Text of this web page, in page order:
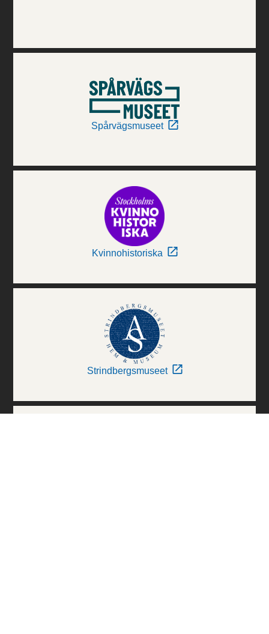
Spårvägsmuseet
Kvinnohistoriska
Strindbergsmuseet